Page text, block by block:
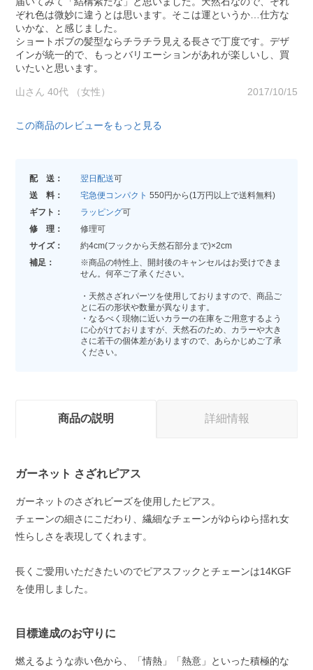
ぞれ色は微妙に違うとは思います。そこは運というか…仕方な
いかな、と感じました。
ショートボブの髪型ならチラチラ見える長さで丁度です。デザ
インが統一的で、もっとバリエーションがあれが楽しいし、買
いたいと思います。
山さん 40代 （女性） 2017/10/15
この商品のレビューをもっと見る
配 送： 翌日配送可
送 料：
宅急便コンパクト 550円から(1万円以上で送料無料)
ギフト：
ラッピング可
修 理：
修理可
サイズ：
約4cm(フックから天然石部分まで)×2cm
補足：
※商品の特性上、開封後のキャンセルはお受けできま
せん。何卒ご了承ください。
・天然さざれパーツを使用しておりますので、商品ご
とに石の形状や数量が異なります。
・なるべく現物に近いカラーの在庫をご用意するよう
に心がけておりますが、天然石のため、カラーや大き
さに若干の個体差がありますので、あらかじめご了承
ください。
商品の説明 詳細情報
ガーネット さざれピアス
ガーネットのさざれビーズを使用したピアス。
チェーンの細さにこだわり、繊細なチェーンがゆらゆら揺れ女
性らしさを表現してくれます。
長くご愛用いただきたいのでピアスフックとチェーンは14KGF
を使用しました。
目標達成のお守りに
燃えるような赤い色から、「情熱」「熱意」といった積極的な